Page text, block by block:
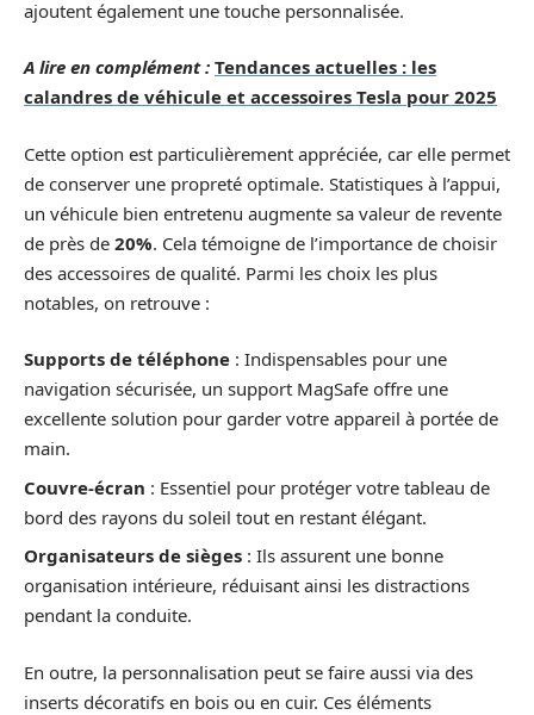
ajoutent également une touche personnalisée.
A lire en complément : Tendances actuelles : les
calandres de véhicule et accessoires Tesla pour 2025
Cette option est particulièrement appréciée, car elle permet
de conserver une propreté optimale. Statistiques à l’appui,
un véhicule bien entretenu augmente sa valeur de revente
de près de 20%. Cela témoigne de l’importance de choisir
des accessoires de qualité. Parmi les choix les plus
notables, on retrouve :
Supports de téléphone : Indispensables pour une
navigation sécurisée, un support MagSafe offre une
excellente solution pour garder votre appareil à portée de
main.
Couvre-écran : Essentiel pour protéger votre tableau de
bord des rayons du soleil tout en restant élégant.
Organisateurs de sièges : Ils assurent une bonne
organisation intérieure, réduisant ainsi les distractions
pendant la conduite.
En outre, la personnalisation peut se faire aussi via des
inserts décoratifs en bois ou en cuir. Ces éléments